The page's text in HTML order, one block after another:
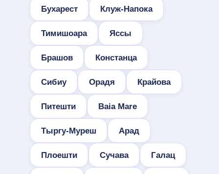
Бухарест Клуж-Напока
Тимишоара Яссы
Брашов Констанца
Сибиу Орадя Крайова
Питешти Baia Mare
Тыргу-Муреш Арад
Плоешти Сучава Галац